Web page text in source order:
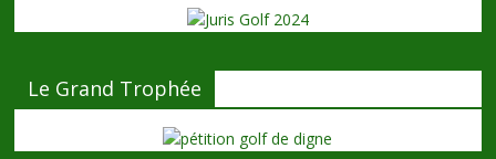
Le Grand Trophée